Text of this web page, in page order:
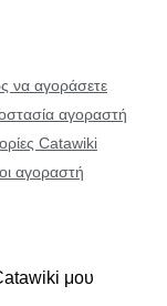
να αγοράσετε
αγοραστή
Catawiki
αγοραστή
μου